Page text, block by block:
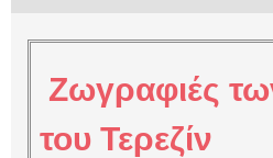
Ζωγραφιές
του Τερεζίν